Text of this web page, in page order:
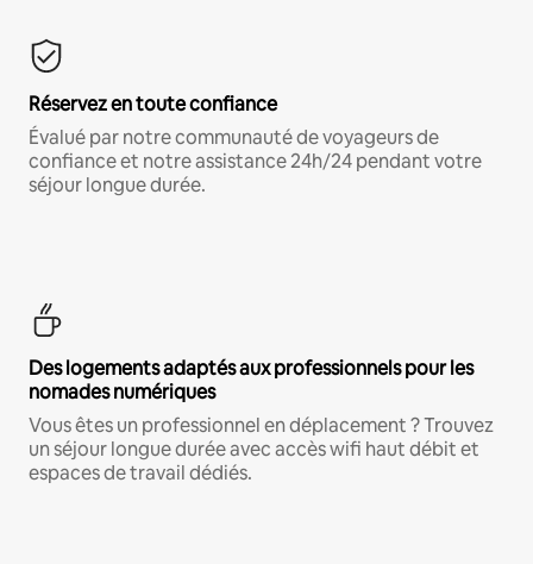
Réservez en toute confiance
Évalué par notre communauté de voyageurs de
confiance et notre assistance 24h/24 pendant votre
séjour longue durée.
Des logements adaptés aux professionnels pour les
nomades numériques
Vous êtes un professionnel en déplacement ? Trouvez
un séjour longue durée avec accès wifi haut débit et
espaces de travail dédiés.